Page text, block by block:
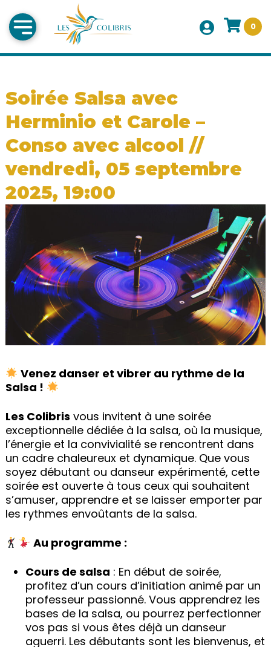
0
Soirée Salsa avec
Herminio et Carole –
Conso avec alcool //
vendredi, 05 septembre
2025, 19:00
Venez danser et vibrer au rythme de la
Salsa !
Les Colibris vous invitent à une soirée
exceptionnelle dédiée à la salsa, où la musique,
l’énergie et la convivialité se rencontrent dans
un cadre chaleureux et dynamique. Que vous
soyez débutant ou danseur expérimenté, cette
soirée est ouverte à tous ceux qui souhaitent
s’amuser, apprendre et se laisser emporter par
les rythmes envoûtants de la salsa.
Au programme :
Cours de salsa : En début de soirée,
profitez d’un cours d’initiation animé par un
professeur passionné. Vous apprendrez les
bases de la salsa, ou pourrez perfectionner
vos pas si vous êtes déjà un danseur
aguerri. Les débutants sont les bienvenus, et